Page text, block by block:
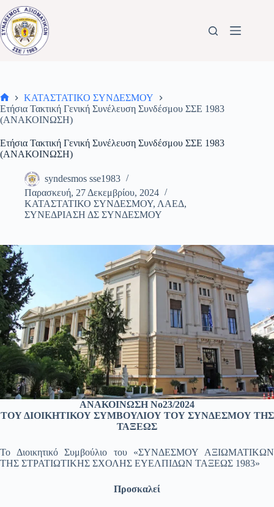
Μετάβαση
στο
περιεχόμενο
Αρχική
σελίδα
ΚΑΤΑΣΤΑΤΙΚΟ ΣΥΝΔΕΣΜΟΥ
Ετήσια Τακτική Γενική Συνέλευση Συνδέσμου ΣΣΕ 1983
(ΑΝΑΚΟΙΝΩΣΗ)
Ετήσια Τακτική Γενική Συνέλευση Συνδέσμου ΣΣΕ 1983
(ΑΝΑΚΟΙΝΩΣΗ)
syndesmos sse1983
Παρασκευή, 27 Δεκεμβρίου, 2024
ΚΑΤΑΣΤΑΤΙΚΟ ΣΥΝΔΕΣΜΟΥ, ΛΑΕΔ,
ΣΥΝΕΔΡΙΑΣΗ ΔΣ ΣΥΝΔΕΣΜΟΥ
ΑΝΑΚΟΙΝΩΣΗ Νο23/2024
ΤΟΥ ΔΙΟΙΚΗΤΙΚΟΥ ΣΥΜΒΟΥΛΙΟΥ ΤΟΥ ΣΥΝΔΕΣΜΟΥ ΤΗΣ
ΤΑΞΕΩΣ
Το Διοικητικό Συμβούλιο του «ΣΥΝΔΕΣΜΟΥ ΑΞΙΩΜΑΤΙΚΩΝ
ΤΗΣ ΣΤΡΑΤΙΩΤΙΚΗΣ ΣΧΟΛΗΣ ΕΥΕΛΠΙΔΩΝ ΤΑΞΕΩΣ 1983»
Προσκαλεί